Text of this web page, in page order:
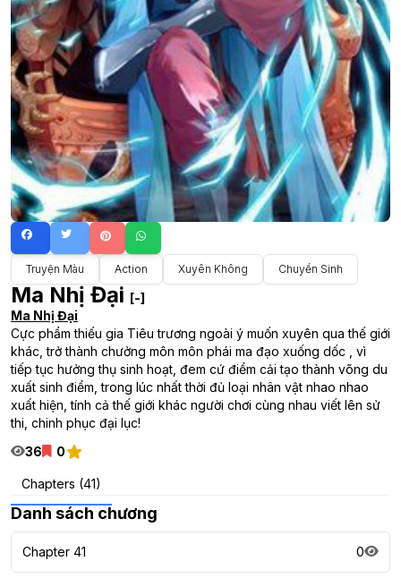
Truyện Màu Action Xuyên Không Chuyển Sinh
Ma Nhị Đại [-]
Ma Nhị Đại
Cực phẩm thiếu gia Tiêu trương ngoài ý muốn xuyên qua thế giới
khác, trở thành chưởng môn môn phái ma đạo xuống dốc , vì
tiếp tục hưởng thụ sinh hoạt, đem cứ điểm cải tạo thành võng du
xuất sinh điểm, trong lúc nhất thời đủ loại nhân vật nhao nhao
xuất hiện, tính cả thế giới khác người chơi cùng nhau viết lên sử
thi, chinh phục đại lục!
36
0
Chapters (41)
Danh sách chương
Chapter 41 0